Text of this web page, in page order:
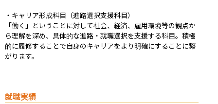
・キャリア形成科目（進路選択支援科目）
「働く」ということに対して社会、経済、雇用環境等の観点か
ら理解を深め、具体的な進路・就職選択を支援する科目。積極
的に履修することで自身のキャリアをより明確にすることに繋
がります。
就職実績